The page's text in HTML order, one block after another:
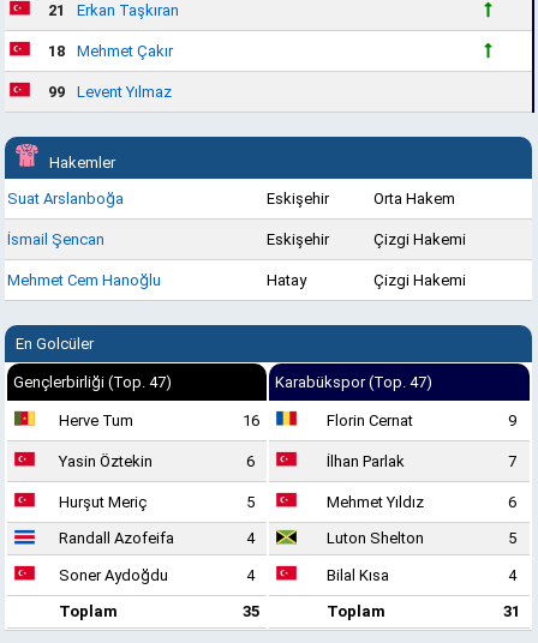
21 Erkan Taşkıran
18 Mehmet Çakır
99 Levent Yılmaz
Hakemler
Suat Arslanboğa
Eskişehir Orta Hakem
İsmail Şencan Eskişehir Çizgi Hakemi
Mehmet Cem Hanoğlu Hatay Çizgi Hakemi
En Golcüler
Gençlerbirliği (Top. 47)
Herve Tum 16
Yasin Öztekin 6
Hurşut Meriç
5
Randall Azofeifa
4
Soner Aydoğdu
4
Toplam
35
Karabükspor (Top. 47)
Florin Cernat 9
İlhan Parlak 7
Mehmet Yıldız
6
Luton Shelton
5
Bilal Kısa
4
Toplam
31